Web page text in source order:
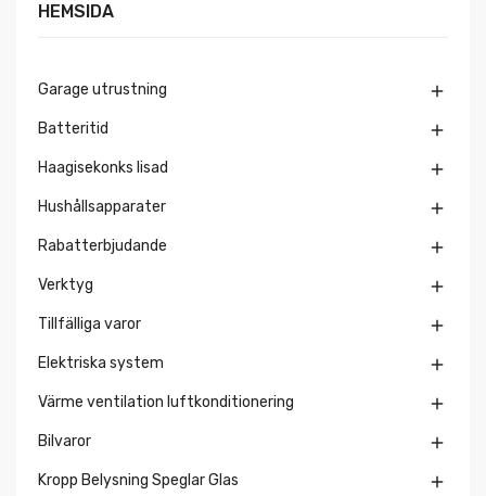
HEMSIDA
Garage utrustning 
Batteritid 
Haagisekonks lisad 
Hushållsapparater 
Rabatterbjudande 
Verktyg 
Tillfälliga varor 
Elektriska system 
Värme ventilation luftkonditionering 
Bilvaror 
Kropp Belysning Speglar Glas 